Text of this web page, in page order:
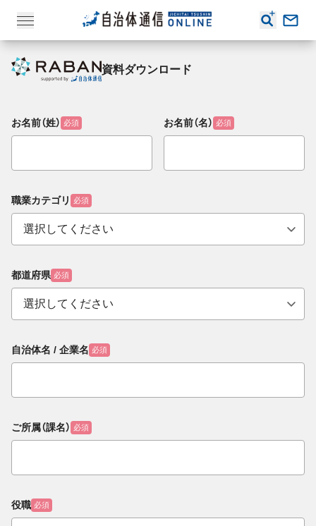
資料ダウンロード
お名前（姓） 必須 お名前（名） 必須
職業カテゴリ 必須
都道府県 必須
自治体名 / 企業名 必須
ご所属（課名） 必須
役職 必須